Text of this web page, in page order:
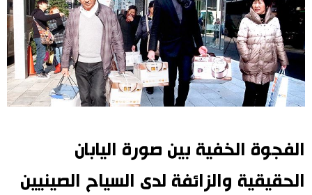
简体字
繁體字
Français
أحدث الموضوعات
في العمق
أخبار
الفجوة الخفية بين صورة اليابان
الحقيقية والزائفة لدى السياح الصينيين